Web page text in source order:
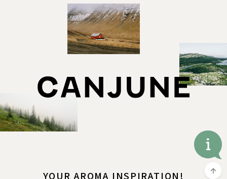
YOUR AROMA INSPIRATION!